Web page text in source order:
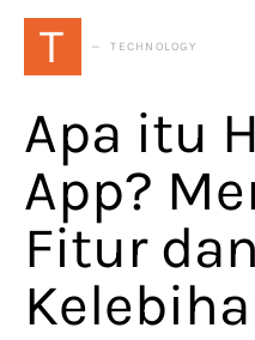
T TECHNOLOGY
Apa itu
App?
Fitur dan